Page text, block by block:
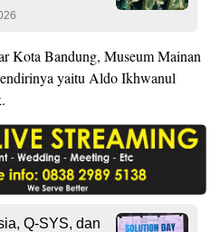
Kota Bandung, Museum Mainan
yaitu Aldo Ikhwanul
Q-SYS, dan